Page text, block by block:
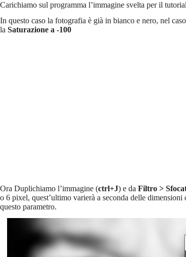
Carichiamo sul programma l’immagine svelta per il
In questo caso la fotografia è già in bianco e nero, nel
la Saturazione a -100
Ora Duplichiamo l’immagine (ctrl+J) e da Filtro >
o 6 pixel, quest’ultimo varierà a seconda delle
questo parametro.